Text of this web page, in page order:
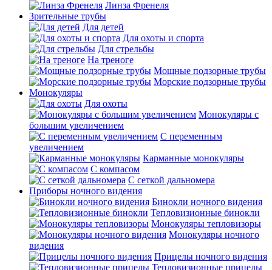
Линза Френеля
Зрительные трубы
Для детей
Для охоты и спорта
Для стрельбы
На треноге
Мощные подзорные трубы
Морские подзорные трубы
Монокуляры
Для охоты
Монокуляры с
большим увеличением
С переменным
увеличением
Карманные монокуляры
С компасом
С сеткой дальномера
Приборы ночного видения
Бинокли ночного видения
Тепловизионные бинокли
Монокуляры тепловизоры
Монокуляры ночного
видения
Прицелы ночного видения
Тепловизионные прицелы